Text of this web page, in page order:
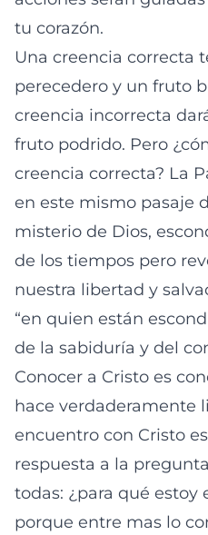
tu corazón.
Una creencia correcta
perecedero y un fruto
creencia incorrecta
fruto podrido. Pero
creencia correcta? La
en este mismo pasaje
misterio de Dios,
de los tiempos pero
nuestra libertad y
“en quien están
de la sabiduría y del
Conocer a Cristo es
hace verdaderamente
encuentro con Cristo
respuesta a la
todas: ¿para qué estoy
porque entre mas lo